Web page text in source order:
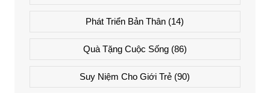
Phát Triển Bản Thân (14)
Quà Tặng Cuộc Sống(86)
Suy Niệm Cho Giới Trẻ (90)